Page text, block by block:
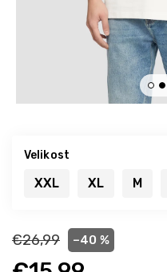
€26,99 –40 %
Velikost
XXL XL M